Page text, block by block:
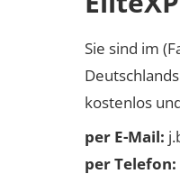
Sie sind im
kostenlos
per E-Mail:
per Telefon: